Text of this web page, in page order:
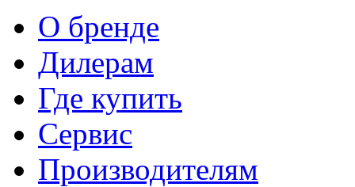
О бренде
Дилерам
Где купить
Сервис
Производителям